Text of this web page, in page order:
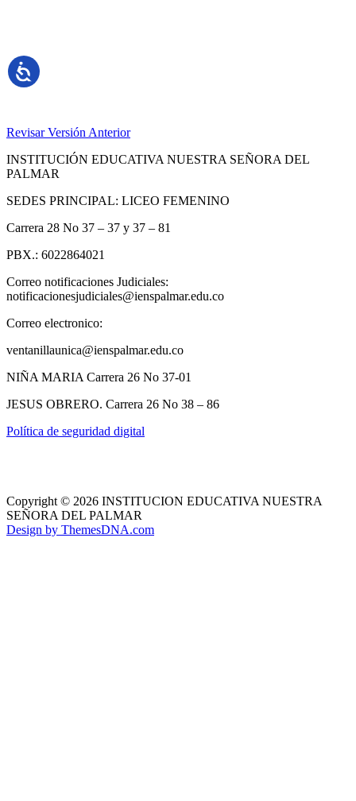
Revisar Versión Anterior
INSTITUCIÓN EDUCATIVA NUESTRA SEÑORA DEL
PALMAR
SEDES PRINCIPAL: LICEO FEMENINO
Carrera 28 No 37 – 37 y 37 – 81
PBX.: 6022864021
Correo notificaciones Judiciales:
notificacionesjudiciales@ienspalmar.edu.co
Correo electronico:
ventanillaunica@ienspalmar.edu.co
NIÑA MARIA Carrera 26 No 37-01
JESUS OBRERO. Carrera 26 No 38 – 86
Política de seguridad digital
Copyright © 2026 INSTITUCION EDUCATIVA NUESTRA
SEÑORA DEL PALMAR
Design by ThemesDNA.com